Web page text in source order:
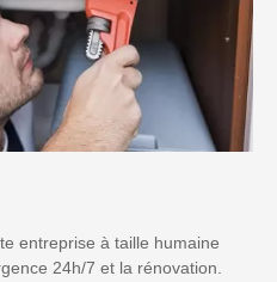
entreprise à taille humaine
24h/7 et la rénovation.